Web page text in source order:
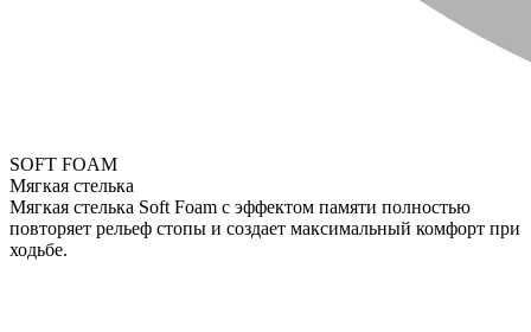
SOFT FOAM
Мягкая стелька
Мягкая стелька Soft Foam с эффектом памяти полностью
повторяет рельеф стопы и создает максимальный комфорт при
ходьбе.